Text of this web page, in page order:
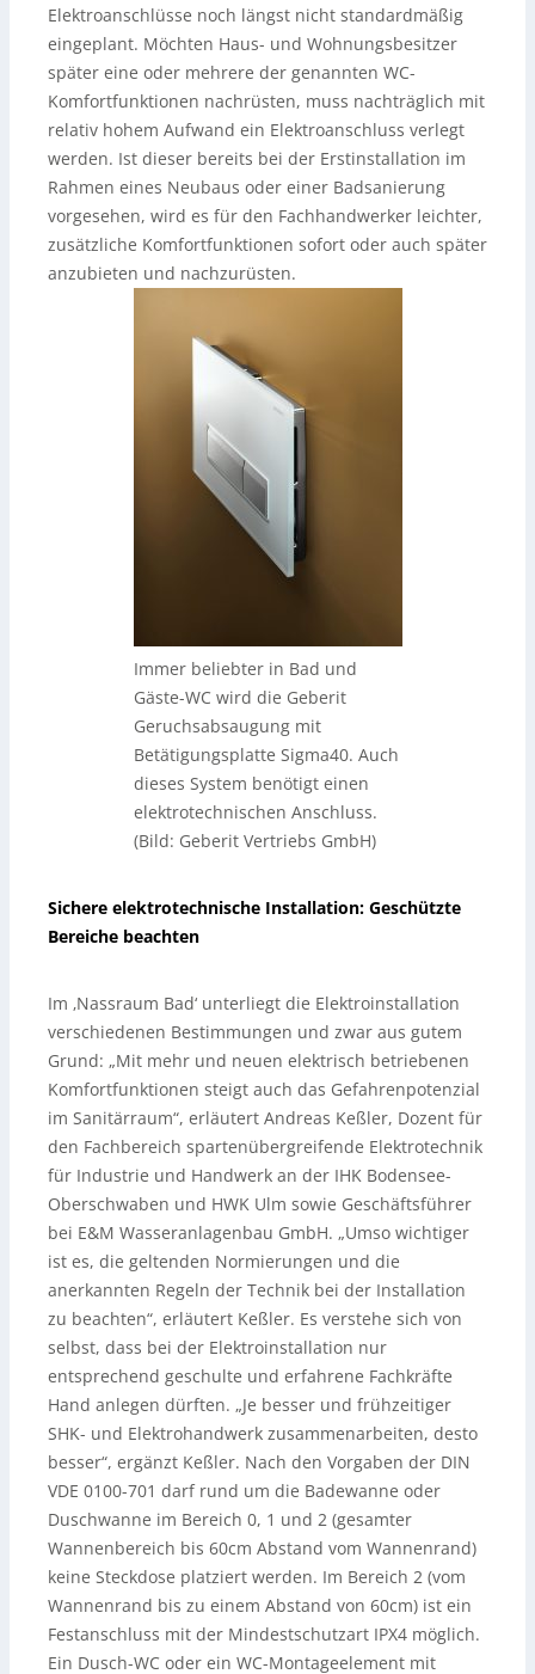
Elektroanschlüsse noch längst nicht standardmäßig
eingeplant. Möchten Haus- und Wohnungsbesitzer
später eine oder mehrere der genannten WC-
Komfortfunktionen nachrüsten, muss nachträglich mit
relativ hohem Aufwand ein Elektroanschluss verlegt
werden. Ist dieser bereits bei der Erstinstallation im
Rahmen eines Neubaus oder einer Badsanierung
vorgesehen, wird es für den Fachhandwerker leichter,
zusätzliche Komfortfunktionen sofort oder auch später
anzubieten und nachzurüsten.
Immer beliebter in Bad und
Gäste-WC wird die Geberit
Geruchsabsaugung mit
Betätigungsplatte Sigma40. Auch
dieses System benötigt einen
elektrotechnischen Anschluss.
(Bild: Geberit Vertriebs GmbH)
Sichere elektrotechnische Installation: Geschützte
Bereiche beachten
Im ‚Nassraum Bad‘ unterliegt die Elektroinstallation
verschiedenen Bestimmungen und zwar aus gutem
Grund: „Mit mehr und neuen elektrisch betriebenen
Komfortfunktionen steigt auch das Gefahrenpotenzial
im Sanitärraum“, erläutert Andreas Keßler, Dozent für
den Fachbereich spartenübergreifende Elektrotechnik
für Industrie und Handwerk an der IHK Bodensee-
Oberschwaben und HWK Ulm sowie Geschäftsführer
bei E&M Wasseranlagenbau GmbH. „Umso wichtiger
ist es, die geltenden Normierungen und die
anerkannten Regeln der Technik bei der Installation
zu beachten“, erläutert Keßler. Es verstehe sich von
selbst, dass bei der Elektroinstallation nur
entsprechend geschulte und erfahrene Fachkräfte
Hand anlegen dürften. „Je besser und frühzeitiger
SHK- und Elektrohandwerk zusammenarbeiten, desto
besser“, ergänzt Keßler. Nach den Vorgaben der DIN
VDE 0100-701 darf rund um die Badewanne oder
Duschwanne im Bereich 0, 1 und 2 (gesamter
Wannenbereich bis 60cm Abstand vom Wannenrand)
keine Steckdose platziert werden. Im Bereich 2 (vom
Wannenrand bis zu einem Abstand von 60cm) ist ein
Festanschluss mit der Mindestschutzart IPX4 möglich.
Ein Dusch-WC oder ein WC-Montageelement mit